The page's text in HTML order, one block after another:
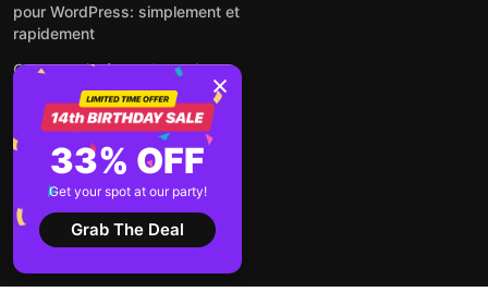
pour WordPress: simplement et
rapidement
Comment intégrer des avis
Google gratuitement sur un site
web
Comment intégrer une fenêtre
contextuelle sur n'importe quel
site Web
Voir tous les articles
33% OFF
Get your spot at our party!
Grab The Deal